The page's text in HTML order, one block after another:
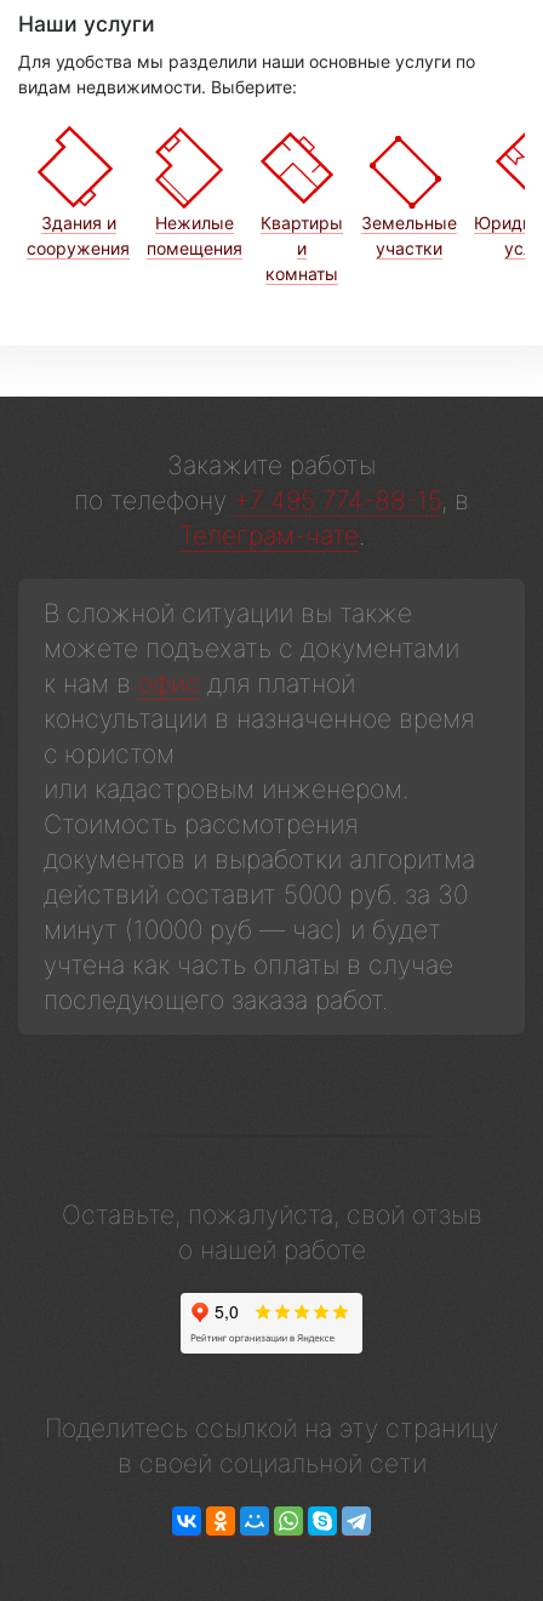
Наши услуги
Для удобства мы разделили наши основные услуги по
видам недвижимости. Выберите:
Здания и
сооружения
Нежилые
помещения
Квартиры
и
комнаты
Земельные
участки
Закажите работы
по телефону +7 495 774-88-15, в
Телеграм-чате.
В сложной ситуации вы также
можете подъехать с документами
к нам в офис для платной
консультации в назначенное время
с юристом
или кадастровым инженером.
Стоимость рассмотрения
документов и выработки алгоритма
действий составит 5000 руб. за 30
минут (10000 руб — час) и будет
учтена как часть оплаты в случае
последующего заказа работ.
Оставьте, пожалуйста, свой отзыв
о нашей работе
Поделитесь ссылкой на эту страницу
в своей социальной сети